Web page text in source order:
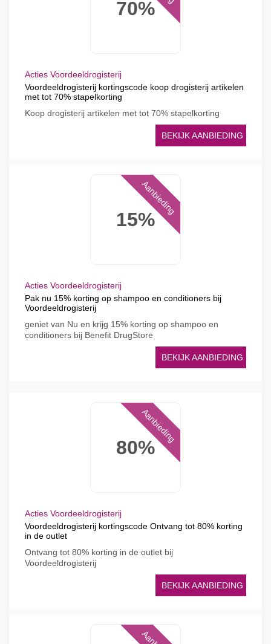
70%
Acties Voordeeldrogisterij
Voordeeldrogisterij kortingscode koop drogisterij artikelen
met tot 70% stapelkorting
Koop drogisterij artikelen met tot 70% stapelkorting
BEKIJK AANBIEDING
15%
Aanbieding
Acties Voordeeldrogisterij
Pak nu 15% korting op shampoo en conditioners bij
Voordeeldrogisterij
geniet van Nu en krijg 15% korting op shampoo en
conditioners bij Benefit DrugStore
BEKIJK AANBIEDING
80%
Aanbieding
Acties Voordeeldrogisterij
Voordeeldrogisterij kortingscode Ontvang tot 80% korting
in de outlet
Ontvang tot 80% korting in de outlet bij
Voordeeldrogisterij
BEKIJK AANBIEDING